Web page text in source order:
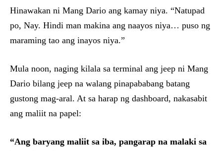
Hinawakan ni Mang Dario ang kamay niya. “Natupad
po, Nay. Hindi man makina ang naayos niya… puso ng
maraming tao ang inayos niya.”
Mula noon, naging kilala sa terminal ang jeep ni Mang
Dario bilang jeep na walang pinapababang batang
gustong mag-aral. At sa harap ng dashboard, nakasabit
ang maliit na papel:
“Ang baryang maliit sa iba, pangarap na malaki sa